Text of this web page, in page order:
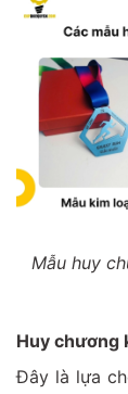
Mẫu huy
Huy chương
Đây là lựa